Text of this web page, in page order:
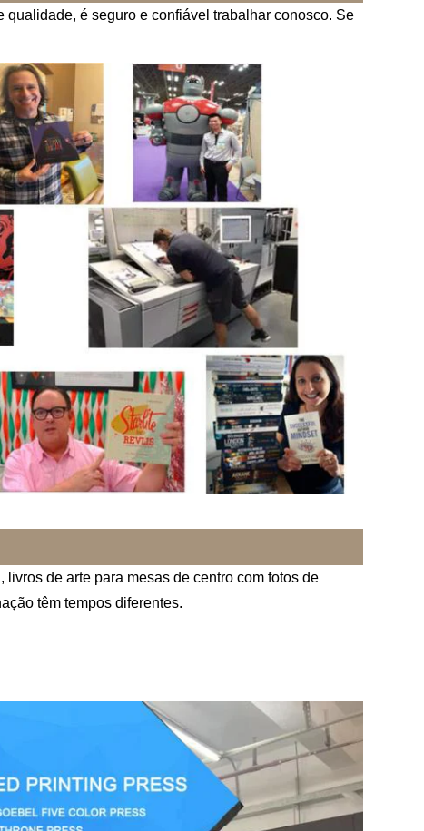
é seguro e confiável trabalhar conosco. Se
de arte para mesas de centro com fotos de
têm tempos diferentes.